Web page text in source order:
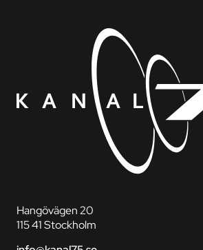
Hangövägen 20
115 41 Stockholm